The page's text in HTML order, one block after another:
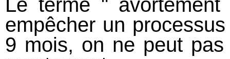
empêcher un
9 mois, on ne peut